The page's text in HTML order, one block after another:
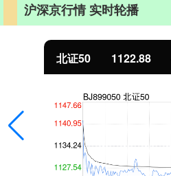
沪深京行情 实时轮播
北证50 1122.88